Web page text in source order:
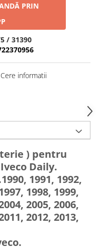
PRIN
/ 31390
informatii
) pentru
Daily.
1991, 1992,
1998, 1999,
2005, 2006,
2012, 2013,